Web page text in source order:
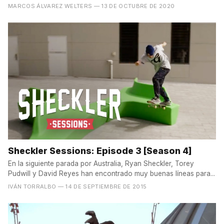
MARCOS ÁLVAREZ WELTERS — 13 DE OCTUBRE DE 2020
Sheckler Sessions: Episode 3 [Season 4]
En la siguiente parada por Australia, Ryan Sheckler, Torey
Pudwill y David Reyes han encontrado muy buenas líneas para...
IVÁN TORRALBO — 14 DE SEPTIEMBRE DE 2015